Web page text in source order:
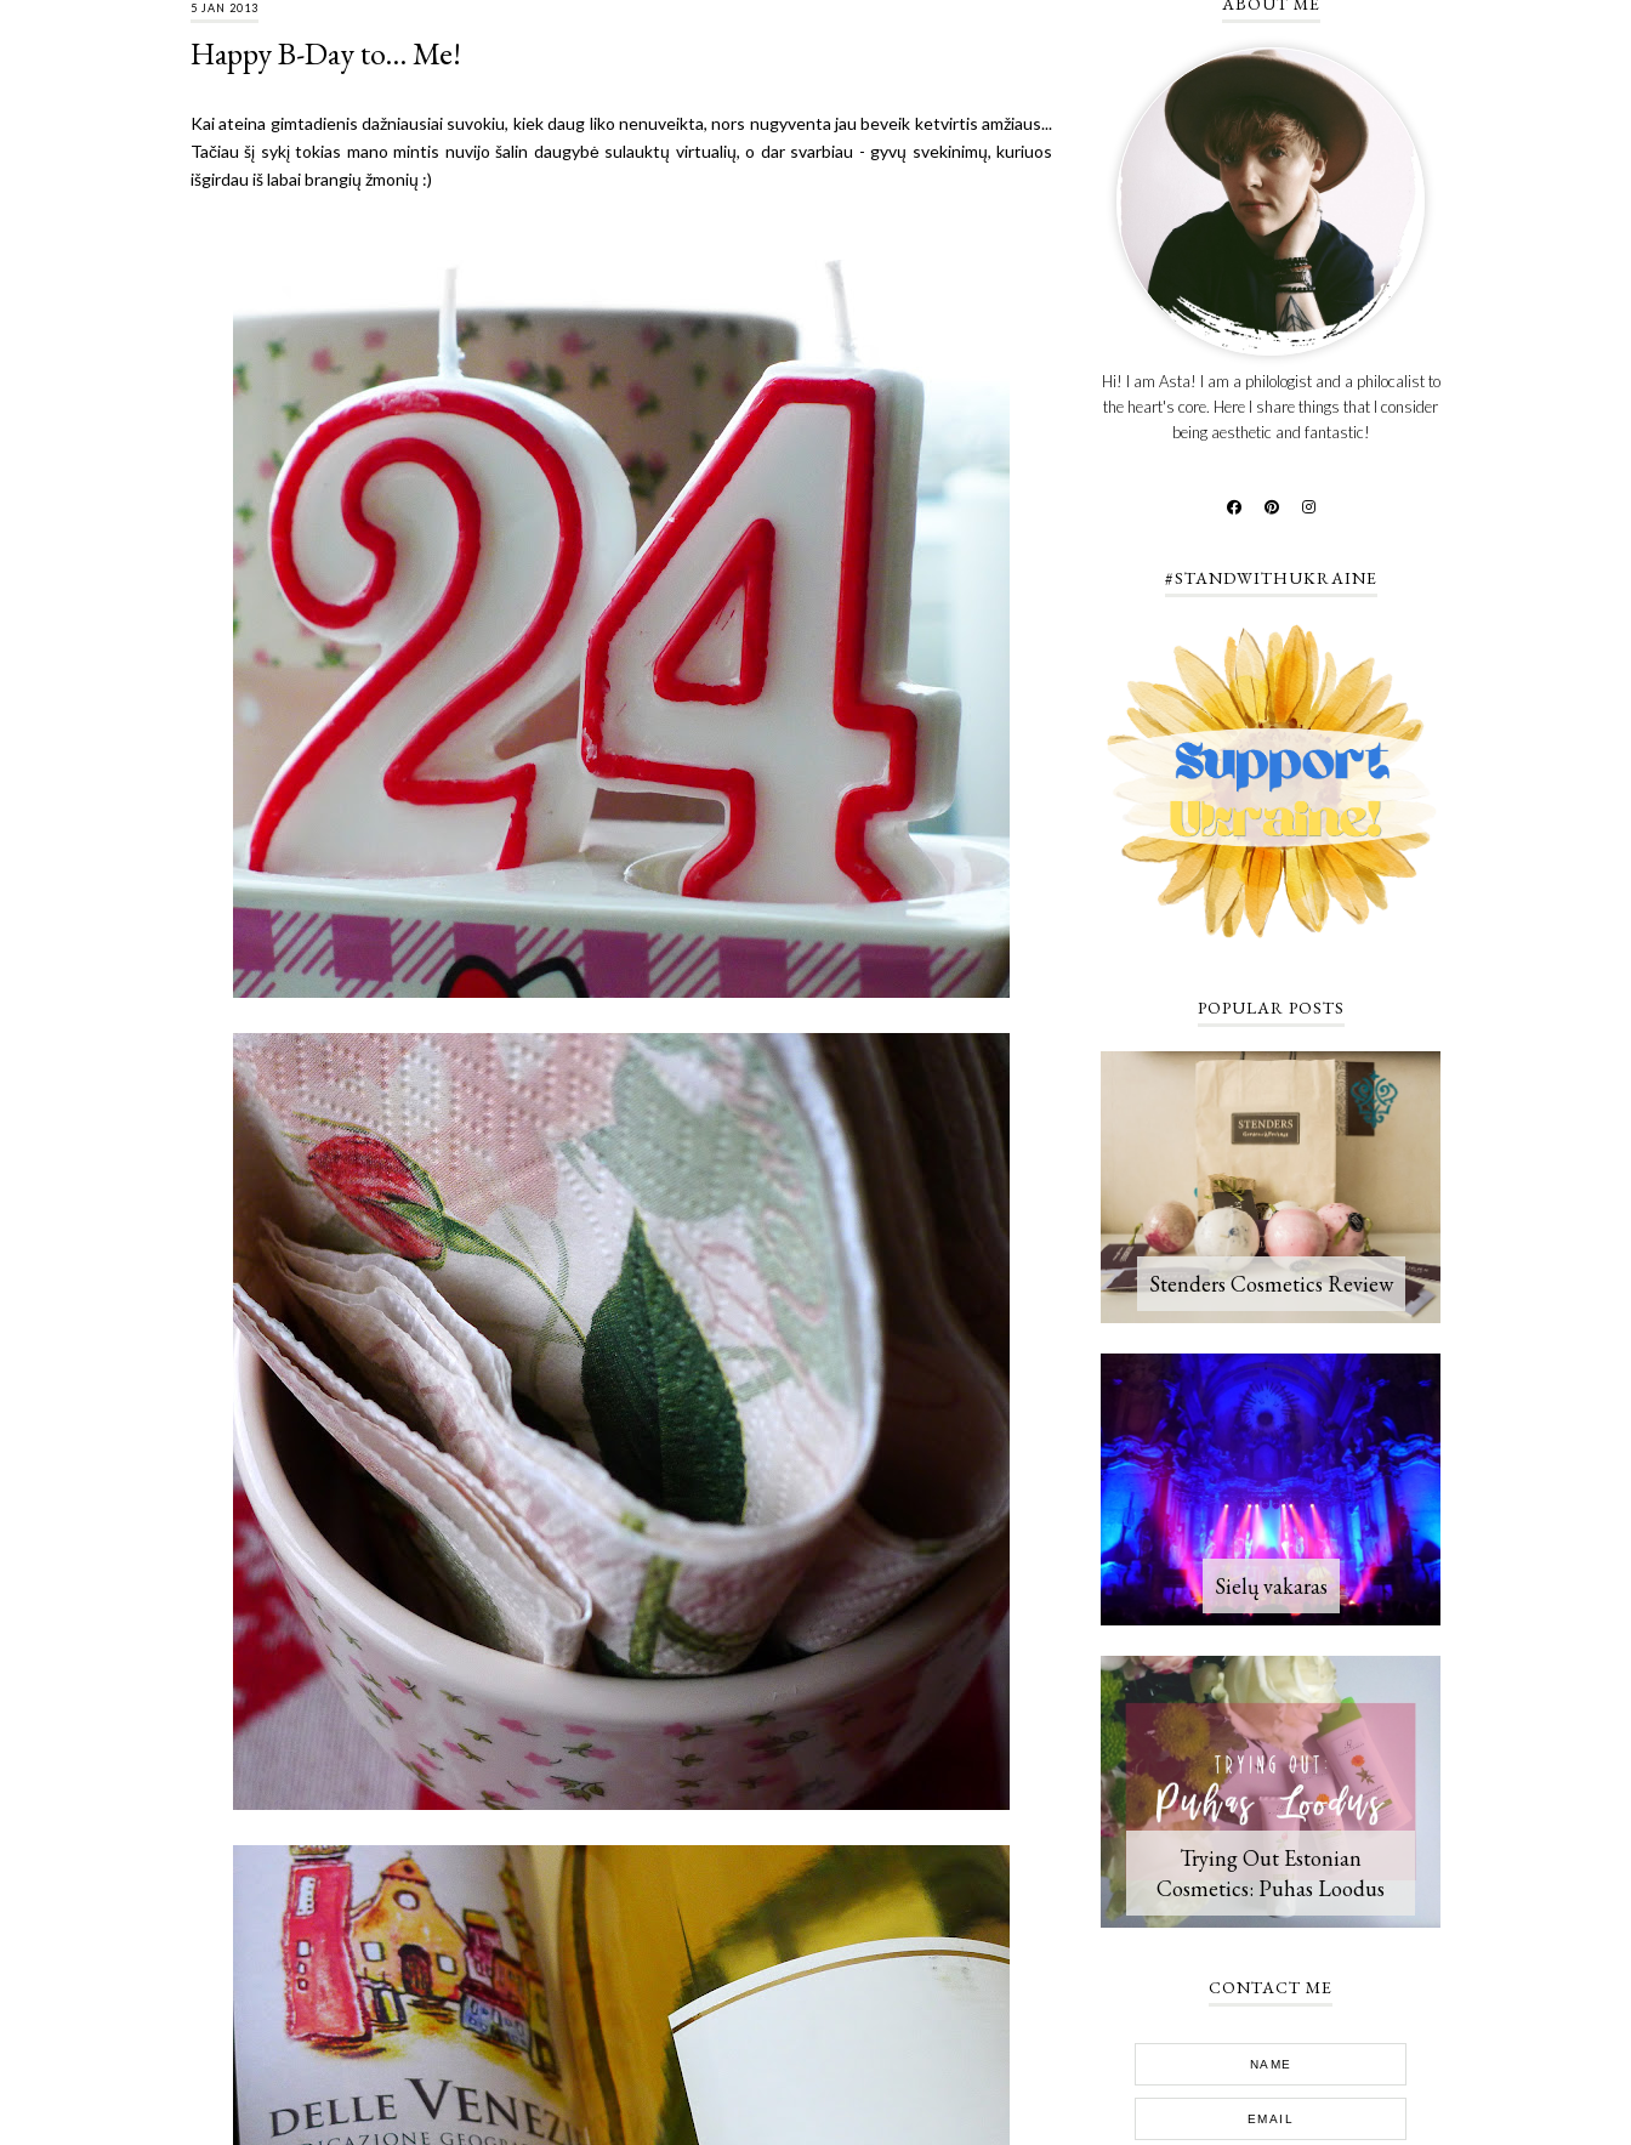
5 JAN 2013
Happy B-Day to... Me!
Kai ateina gimtadienis dažniausiai suvokiu, kiek daug liko nenuveikta, nors nugyventa jau beveik ketvirtis amžiaus...
Tačiau šį sykį tokias mano mintis nuvijo šalin daugybė sulauktų virtualių, o dar svarbiau - gyvų svekinimų, kuriuos
išgirdau iš labai brangių žmonių :)
Hi! I am Asta! I am a philologist and a philocalist to
the heart's core. Here I share things that I consider
being aesthetic and fantastic!
#STANDWITHUKRAINE
POPULAR POSTS
Stenders Cosmetics Review
Sielų vakaras
Trying Out Estonian
Cosmetics: Puhas Loodus
CONTACT ME